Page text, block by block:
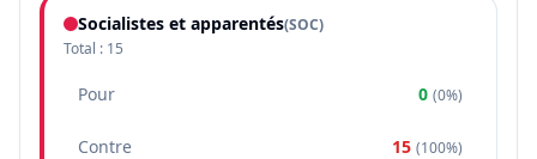
Socialistes et apparentés(SOC)
Total : 15
Pour 0 (0%)
Contre 15 (100%)